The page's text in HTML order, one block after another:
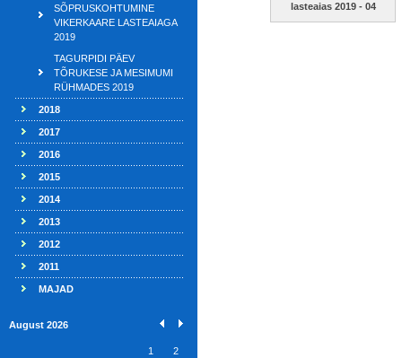
SÕPRUSKOHTUMINE
VIKERKAARE LASTEAIAGA
2019
TAGURPIDI PÄEV
TÕRUKESE JA MESIMUMI
RÜHMADES 2019
2018
2017
2016
2015
2014
2013
2012
2011
MAJAD
August 2026
1
2
lasteaias 2019 - 04